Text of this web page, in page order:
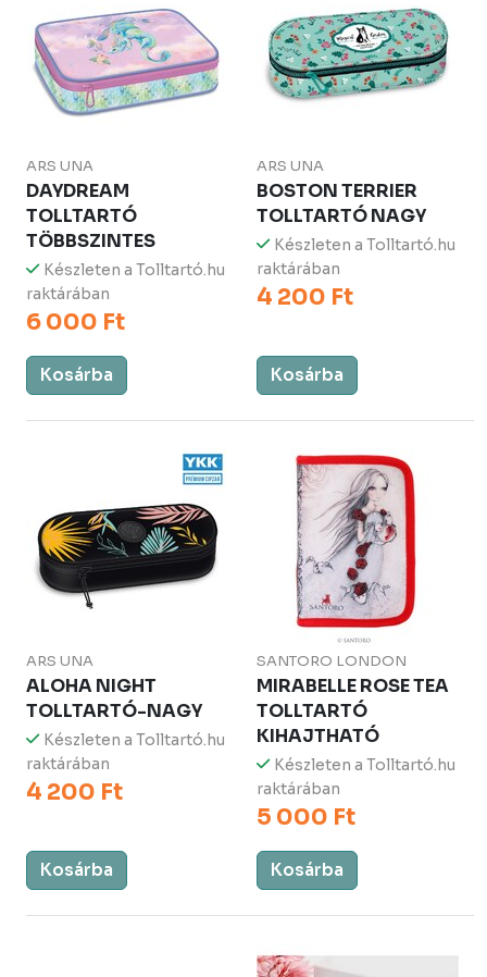
ARS UNA
DAYDREAM
TOLLTARTÓ
TÖBBSZINTES
Készleten a Tolltartó.hu
raktárában
6 000 Ft
Kosárba
ARS UNA
BOSTON TERRIER
TOLLTARTÓ NAGY
Készleten a Tolltartó.hu
raktárában
4 200 Ft
Kosárba
ARS UNA
ALOHA NIGHT
TOLLTARTÓ-NAGY
Készleten a Tolltartó.hu
raktárában
4 200 Ft
Kosárba
SANTORO LONDON
MIRABELLE ROSE TEA
TOLLTARTÓ
KIHAJTHATÓ
Készleten a Tolltartó.hu
raktárában
5 000 Ft
Kosárba